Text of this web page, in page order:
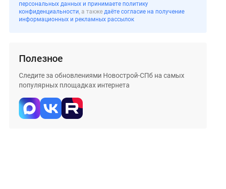
персональных данных и принимаете политику
конфиденциальности, а также даёте согласие на получение
информационных и рекламных рассылок
Полезное
Следите за обновлениями Новострой-СПб на самых
популярных площадках интернета